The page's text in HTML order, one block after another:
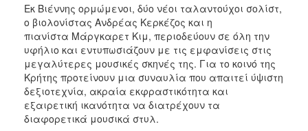
Εκ Βιέννης ορμώμενοι, δύο νέοι ταλαντούχοι σολίστ,
ο βιολονίστας Ανδρέας Κερκέζος και η
πιανίστα Μάργκαρετ Κιμ, περιοδεύουν σε όλη την
υφήλιο και εντυπωσιάζουν με τις εμφανίσεις στις
μεγαλύτερες μουσικές σκηνές της. Για το κοινό της
Κρήτης προτείνουν μια συναυλία που απαιτεί ύψιστη
δεξιοτεχνία, ακραία εκφραστικότητα και
εξαιρετική ικανότητα να διατρέχουν τα
διαφορετικά μουσικά στυλ.